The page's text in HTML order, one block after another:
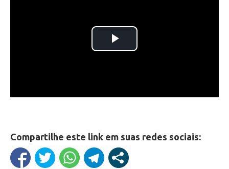
Compartilhe este link em suas redes sociais: